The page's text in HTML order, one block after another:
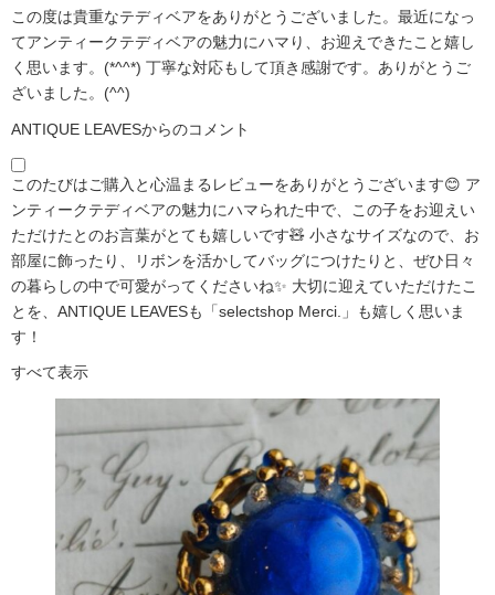
この度は貴重なテディベアをありがとうございました。最近になっ
てアンティークテディベアの魅力にハマり、お迎えできたこと嬉し
く思います。(*^^*) 丁寧な対応もして頂き感謝です。ありがとうご
ざいました。(^^)
ANTIQUE LEAVESからのコメント
このたびはご購入と心温まるレビューをありがとうございます😊 ア
ンティークテディベアの魅力にハマられた中で、この子をお迎えい
ただけたとのお言葉がとても嬉しいです🧸 小さなサイズなので、お
部屋に飾ったり、リボンを活かしてバッグにつけたりと、ぜひ日々
の暮らしの中で可愛がってくださいね✨ 大切に迎えていただけたこ
とを、ANTIQUE LEAVESも「selectshop Merci.」も嬉しく思いま
す！
すべて表示